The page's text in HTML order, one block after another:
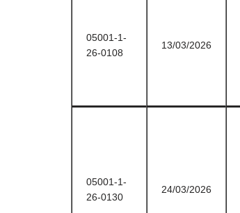
05001-1-
26-0108
13/03/2026
05001-1-
26-0130
24/03/2026